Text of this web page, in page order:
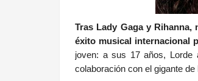
Tras Lady Gaga y
éxito musical internacional
joven: a sus 17 años,
colaboración con el gigante